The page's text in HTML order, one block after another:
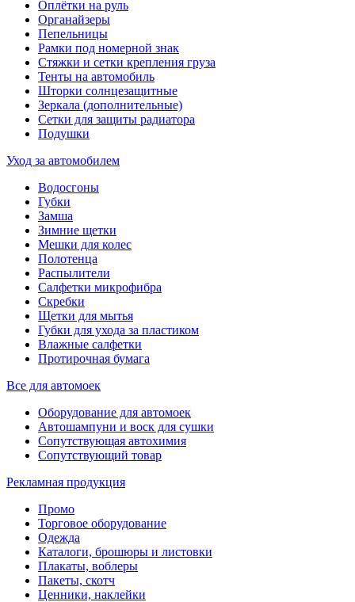
Оплётки на руль
Органайзеры
Пепельницы
Рамки под номерной знак
Стяжки и сетки крепления груза
Тенты на автомобиль
Шторки солнцезащитные
Зеркала (дополнительные)
Сетки для защиты радиатора
Подушки
Уход за автомобилем
Водосгоны
Губки
Замша
Зимние щетки
Мешки для колес
Полотенца
Распылители
Салфетки микрофибра
Скребки
Щетки для мытья
Губки для ухода за пластиком
Влажные салфетки
Протирочная бумага
Все для автомоек
Оборудование для автомоек
Автошампуни и воск для сушки
Сопутствующая автохимия
Сопутствующий товар
Рекламная продукция
Промо
Торговое оборудование
Одежда
Каталоги, брошюры и листовки
Плакаты, воблеры
Пакеты, скотч
Ценники, наклейки